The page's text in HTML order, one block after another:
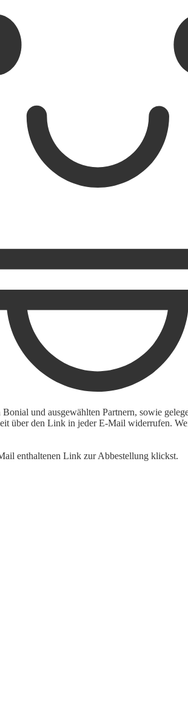
und ausgewählten Partnern, sowie
über den Link in jeder E-Mail widerrufen.
enthaltenen Link zur Abbestellung klickst.